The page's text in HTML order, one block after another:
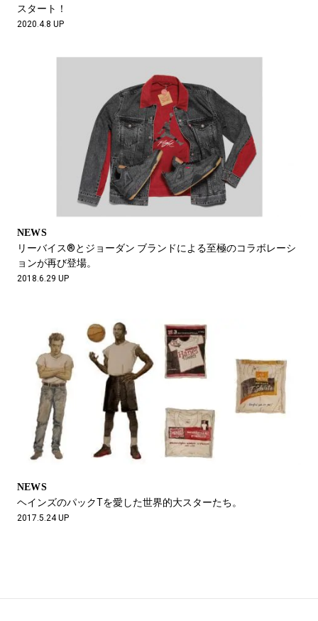
#SPORTS
スタート！
2020.4.8 UP
NEWS
リーバイス®とジョーダン ブランドによる至極のコラボレーシ
ョンが再び登場。
2018.6.29 UP
NEWS
ヘインズのパックTを愛した世界的大スターたち。
2017.5.24 UP